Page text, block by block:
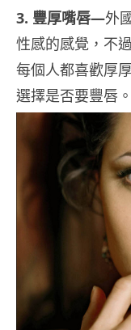
3. 豐厚嘴唇—外
性感的感覺，不
每個人都喜歡厚
選擇是否要豐唇。